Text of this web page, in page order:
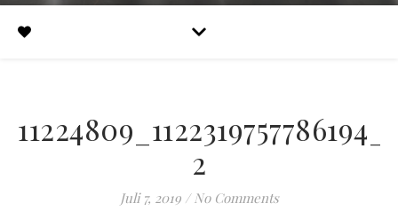
2
Juli 7, 2019 / No Comments